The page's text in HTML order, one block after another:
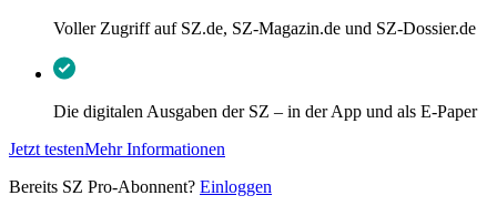
Voller Zugriff auf SZ.de, SZ-Magazin.de und SZ-Dossier.de
Die digitalen Ausgaben der SZ – in der App und als E-Paper
Jetzt testenMehr Informationen
Bereits SZ Pro-Abonnent? Einloggen